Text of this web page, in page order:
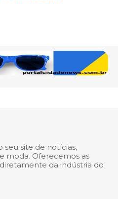
seu site de notícias,
moda. Oferecemos as
da indústria do